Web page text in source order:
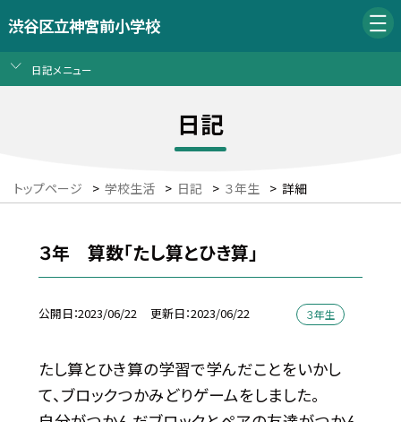
渋谷区立神宮前小学校
日記メニュー
日記
トップページ > 学校生活 > 日記 > ３年生 > 詳細
３年 算数「たし算とひき算」
公開日 2023/06/22 更新日 2023/06/22 ３年生
たし算とひき算の学習で学んだことをいかし
て、ブロックつかみどりゲームをしました。